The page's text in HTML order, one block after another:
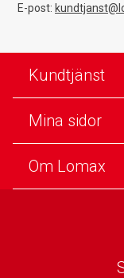
E-post:
Kundtjänst
Mina sidor
Om Lomax